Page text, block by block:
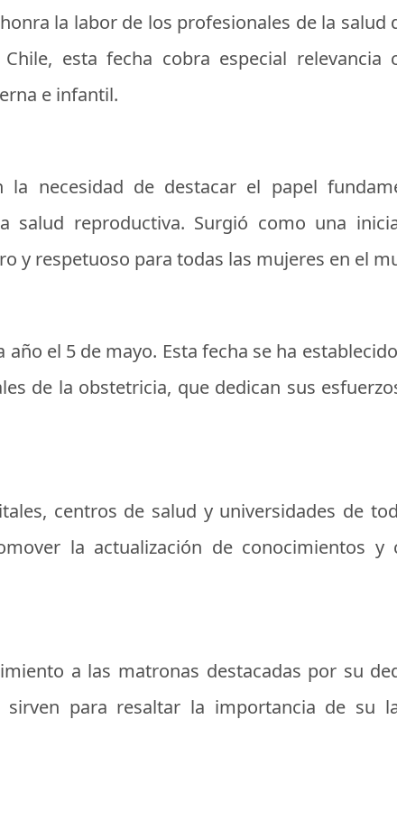
la labor de los profesionales de la salud
esta fecha cobra especial relevancia
e infantil.
necesidad de destacar el papel
reproductiva. Surgió como una
y respetuoso para todas las mujeres en el
el 5 de mayo. Esta fecha se ha
de la obstetricia, que dedican sus
centros de salud y universidades de
la actualización de conocimientos y
a las matronas destacadas por su
para resaltar la importancia de su